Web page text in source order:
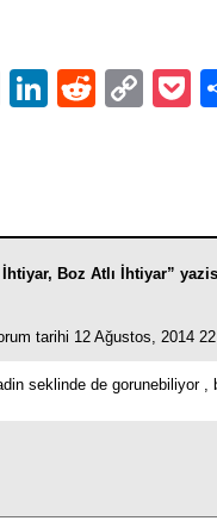
EmailLinkedIn
Reddit
İhtiyar, Boz Atlı İhtiyar”
tarihi 12 Ağustos, 2014
seklinde de gorunebiliyor ,